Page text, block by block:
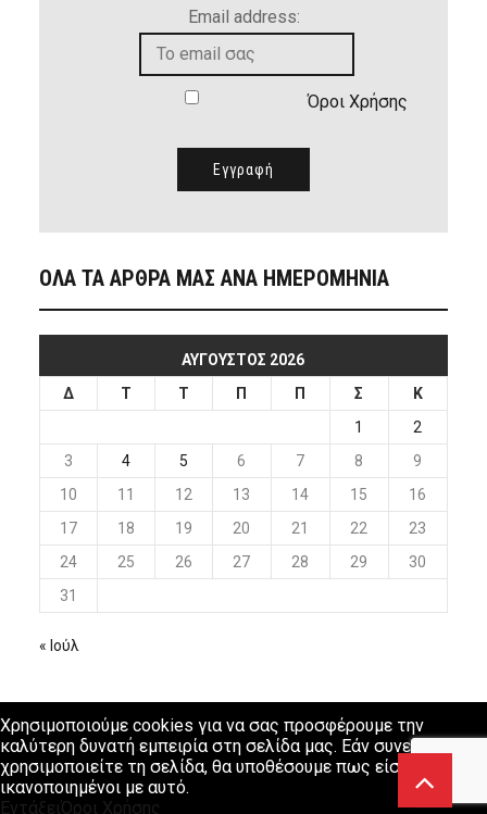
Email address:
Όροι Χρήσης
ΟΛΑ ΤΑ ΑΡΘΡΑ ΜΑΣ ΑΝΑ ΗΜΕΡΟΜΗΝΙΑ
ΑΎΓΟΥΣΤΟΣ 2026
Δ
Τ Τ Π Π Σ
Κ
1
2
3
4 5 6 7 8
9
10
11 12 13 14 15
16
17
18 19 20 21 22
23
24
25 26 27 28 29
30
31
« Ιούλ
Χρησιμοποιούμε cookies για να σας προσφέρουμε την
καλύτερη δυνατή εμπειρία στη σελίδα μας. Εάν συνεχίσετε να
χρησιμοποιείτε τη σελίδα, θα υποθέσουμε πως είστε
ικανοποιημένοι με αυτό.
ΕντάξειΌροι Χρήσης